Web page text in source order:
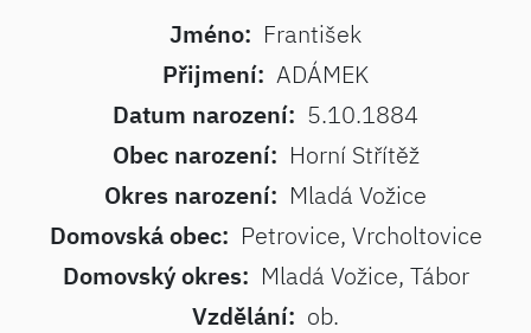
Jméno: František
Přijmení: ADÁMEK
Datum narození: 5.10.1884
Obec narození: Horní Střítěž
Okres narození: Mladá Vožice
Domovská obec: Petrovice, Vrcholtovice
Domovský okres: Mladá Vožice, Tábor
Vzdělání: ob.